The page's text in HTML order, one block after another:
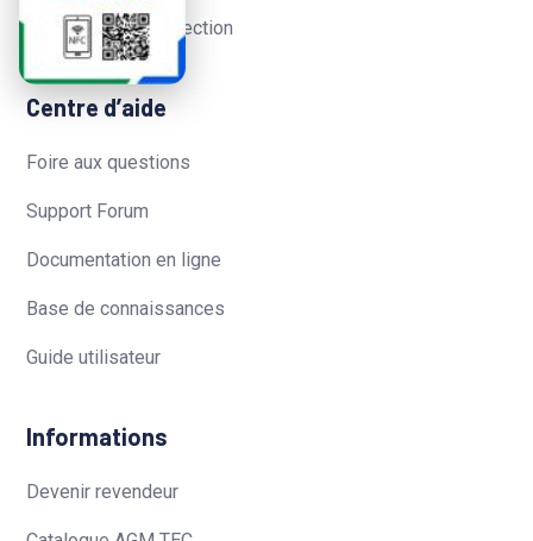
Robot caméra inspection
Centre d’aide
Foire aux questions
Support Forum
Documentation en ligne
Base de connaissances
Guide utilisateur
Informations
Devenir revendeur